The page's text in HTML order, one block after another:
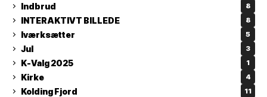
Indbrud 8
INTERAKTIVT BILLEDE 8
Iværksætter 5
Jul 3
K-Valg 2025 1
Kirke 4
Kolding Fjord 11